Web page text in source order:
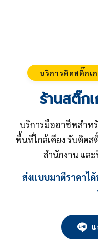
บริการติดสติ๊กเ
ร้านสติ๊ก
บริการมืออาชีพสำห
พื้นที่ใกล้เคียง รับติดส
สำนักงาน แล
ส่งแบบมาตีราคาไ
แ